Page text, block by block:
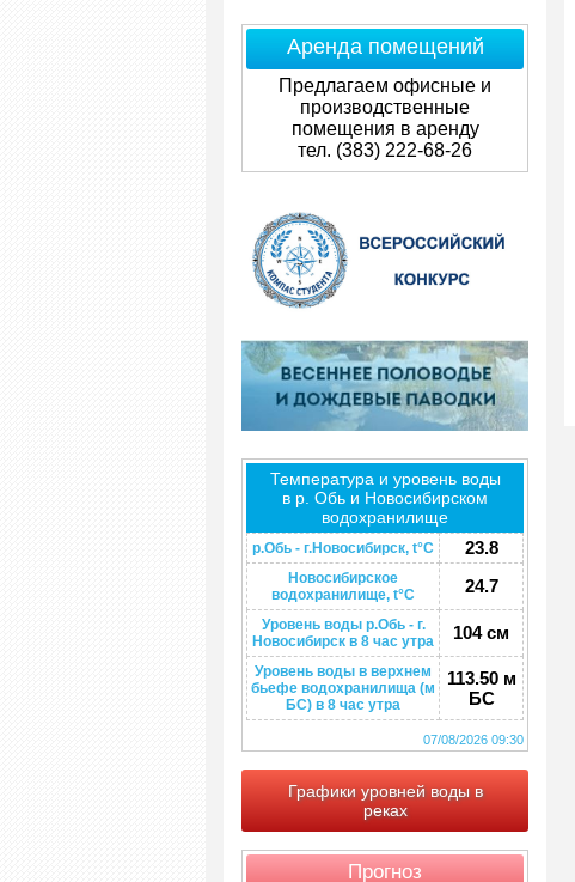
Аренда помещений
Предлагаем офисные и
производственные
помещения в аренду
тел. (383) 222-68-26
Температура и уровень воды
в р. Обь и Новосибирском
водохранилище
р.Обь - г.Новосибирск, t°C 23.8
Новосибирское
водохранилище, t°C
24.7
Уровень воды р.Обь - г.
Новосибирск в 8 час утра
104 см
Уровень воды в верхнем
бьефе водохранилища (м
БС) в 8 час утра
113.50 м
БС
07/08/2026 09:30
Графики уровней воды в
реках
Прогноз